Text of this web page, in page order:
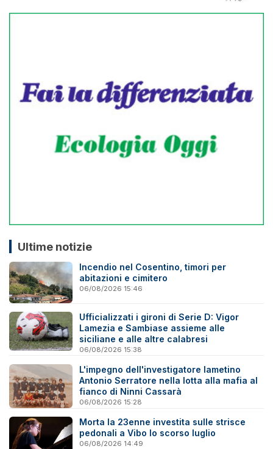
Ultime notizie
Incendio nel Cosentino, timori per
abitazioni e cimitero
06/08/2026 15:46
Ufficializzati i gironi di Serie D: Vigor
Lamezia e Sambiase assieme alle
siciliane e alle altre calabresi
06/08/2026 15:38
L'impegno dell'investigatore lametino
Antonio Serratore nella lotta alla mafia al
fianco di Ninni Cassarà
06/08/2026 15:28
Morta la 23enne investita sulle strisce
pedonali a Vibo lo scorso luglio
06/08/2026 14:49